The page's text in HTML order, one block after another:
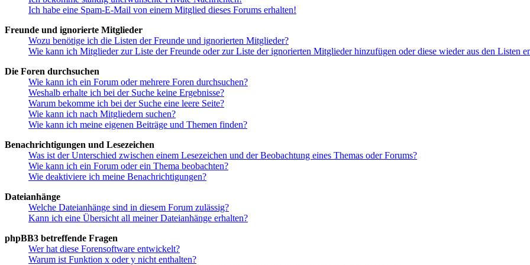
Ich habe eine Spam-E-Mail von einem Mitglied dieses Forums erhalten!
Freunde und ignorierte Mitglieder
Wozu benötige ich die Listen der Freunde und ignorierten Mitglieder?
Wie kann ich Mitglieder zur Liste der Freunde oder zur Liste der ignorierten Mitglieder hinzufügen oder diese wieder aus den Listen
Die Foren durchsuchen
Wie kann ich ein Forum oder mehrere Foren durchsuchen?
Weshalb erhalte ich bei der Suche keine Ergebnisse?
Warum bekomme ich bei der Suche eine leere Seite?
Wie kann ich nach Mitgliedern suchen?
Wie kann ich meine eigenen Beiträge und Themen finden?
Benachrichtigungen und Lesezeichen
Was ist der Unterschied zwischen einem Lesezeichen und der Beobachtung eines Themas oder Forums?
Wie kann ich ein Forum oder ein Thema beobachten?
Wie deaktiviere ich meine Benachrichtigungen?
Dateianhänge
Welche Dateianhänge sind in diesem Forum zulässig?
Kann ich eine Übersicht all meiner Dateianhänge erhalten?
phpBB3 betreffende Fragen
Wer hat diese Forensoftware entwickelt?
Warum ist Funktion x oder y nicht enthalten?